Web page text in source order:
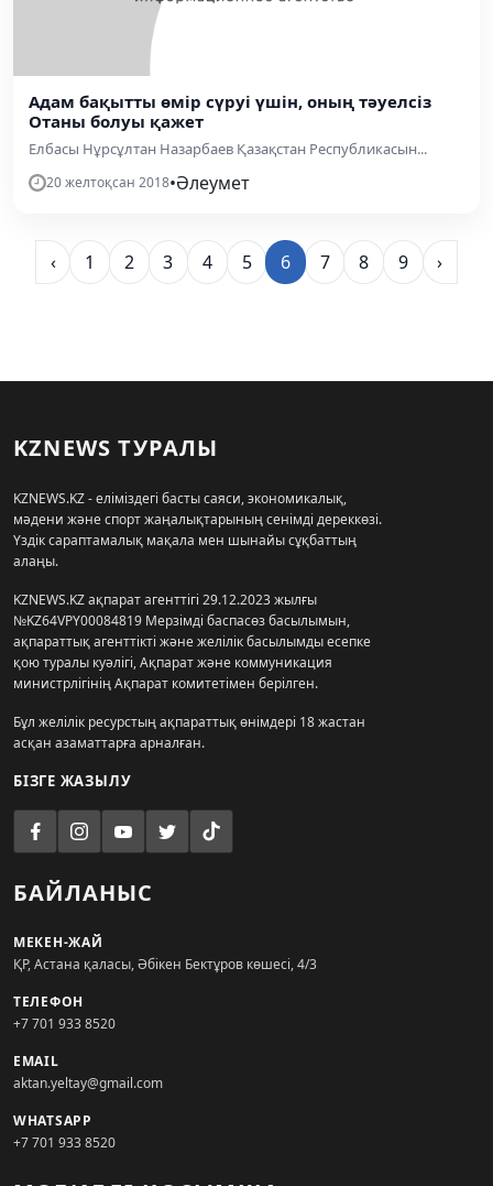
Адам бақытты өмір сүруі үшін, оның тәуелсіз
Отаны болуы қажет
Елбасы Нұрсұлтан Назарбаев Қазақстан Республикасын...
20 желтоқсан 2018•Әлеумет
‹ 1 2 3 4 5 6 7 8 9 ›
KZNEWS ТУРАЛЫ
KZNEWS.KZ - еліміздегі басты саяси, экономикалық,
мәдени және спорт жаңалықтарының сенімді дереккөзі.
Үздік сараптамалық мақала мен шынайы сұқбаттың
алаңы.
KZNEWS.KZ ақпарат агенттігі 29.12.2023 жылғы
№KZ64VPY00084819 Мерзімді баспасөз басылымын,
ақпараттық агенттікті және желілік басылымды есепке
қою туралы куәлігі, Ақпарат және коммуникация
министрлігінің Ақпарат комитетімен берілген.
Бұл желілік ресурстың ақпараттық өнімдері 18 жастан
асқан азаматтарға арналған.
БІЗГЕ ЖАЗЫЛУ
БАЙЛАНЫС
МЕКЕН-ЖАЙ
ҚР, Астана қаласы, Әбікен Бектұров көшесі, 4/3
ТЕЛЕФОН
+7 701 933 8520
EMAIL
aktan.yeltay@gmail.com
WHATSAPP
+7 701 933 8520